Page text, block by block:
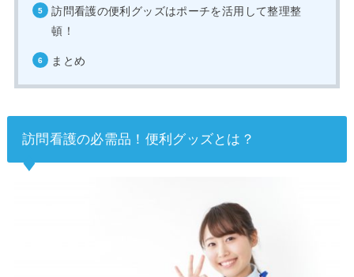
訪問看護の便利グッズはポーチを活用して整理整
頓！
まとめ
訪問看護の必需品！便利グッズとは？